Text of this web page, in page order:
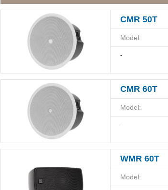
CMR 50T
Model:
-
CMR 60T
Model:
-
WMR 60T
Model: